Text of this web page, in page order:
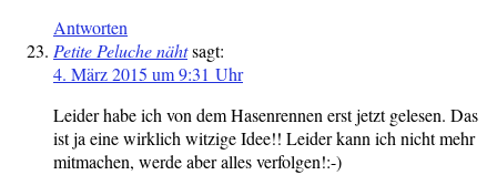
Antworten
Petite Peluche nähtsagt:
4. März 2015 um 9:31 Uhr
Leider habe ich von dem Hasenrennen erst jetzt gelesen. Das
ist ja eine wirklich witzige Idee!! Leider kann ich nicht mehr
mitmachen, werde aber alles verfolgen!:-)